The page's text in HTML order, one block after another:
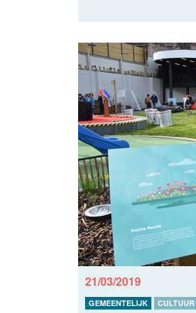
21/03/2019
GEMEENTELIJK CULTUUR